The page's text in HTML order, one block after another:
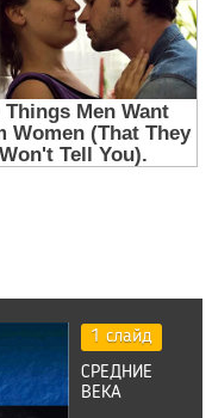
1 слайд
СРЕДНИЕ
ВЕКА